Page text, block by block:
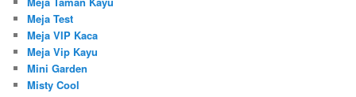
Meja Test
Meja VIP Kaca
Meja Vip Kayu
Mini Garden
Misty Cool